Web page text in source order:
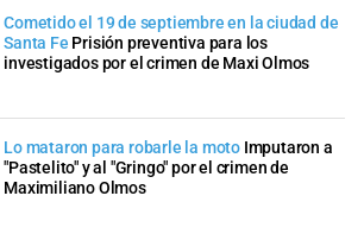
Cometido el 19 de septiembre en la ciudad de
Santa Fe Prisión preventiva para los
investigados por el crimen de Maxi Olmos
Lo mataron para robarle la moto Imputaron a
"Pastelito" y al "Gringo" por el crimen de
Maximiliano Olmos